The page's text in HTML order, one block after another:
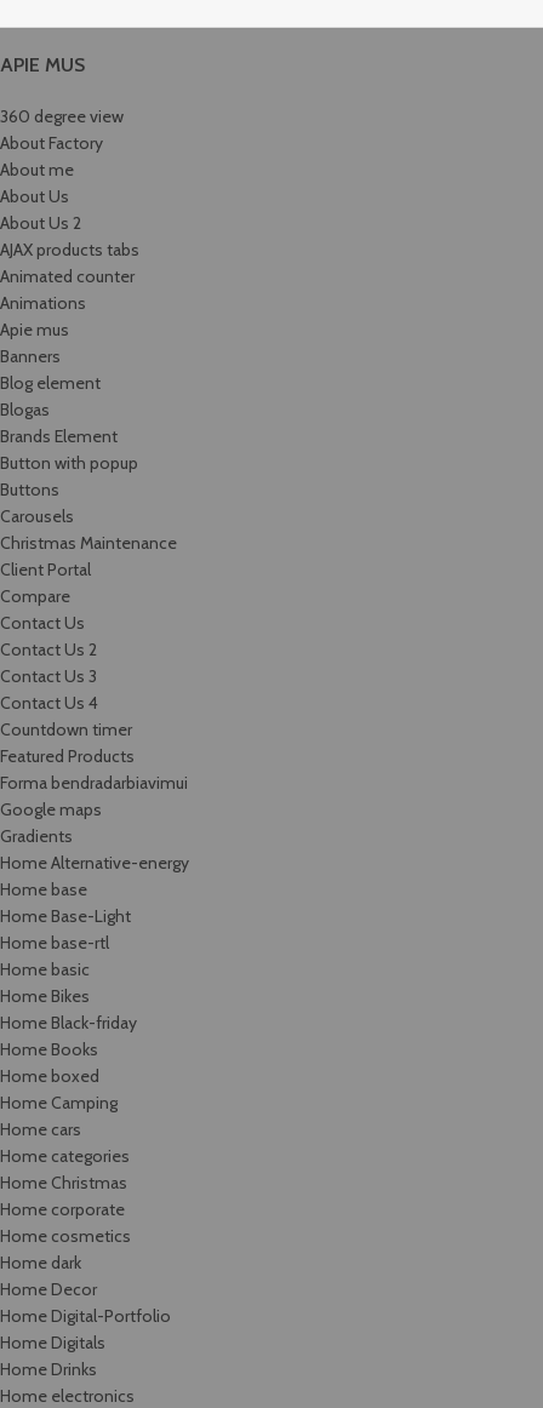
APIE MUS
360 degree view
About Factory
About me
About Us
About Us 2
AJAX products tabs
Animated counter
Animations
Apie mus
Banners
Blog element
Blogas
Brands Element
Button with popup
Buttons
Carousels
Christmas Maintenance
Client Portal
Compare
Contact Us
Contact Us 2
Contact Us 3
Contact Us 4
Countdown timer
Featured Products
Forma bendradarbiavimui
Google maps
Gradients
Home Alternative-energy
Home base
Home Base-Light
Home base-rtl
Home basic
Home Bikes
Home Black-friday
Home Books
Home boxed
Home Camping
Home cars
Home categories
Home Christmas
Home corporate
Home cosmetics
Home dark
Home Decor
Home Digital-Portfolio
Home Digitals
Home Drinks
Home electronics